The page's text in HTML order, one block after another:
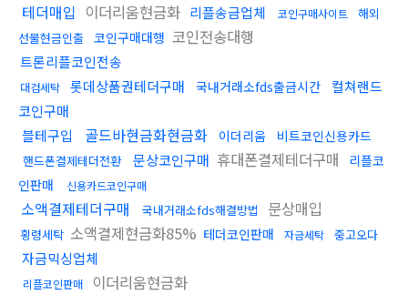
테더매입 이더리움현금화 리플송금업체 코인구매사이트
해외
선물현금인출
코인구매대행 코인전송대행
트론리플코인전송
대검세탁 롯데상품권테더구매 국내거래소fds출금시간
컬쳐랜드
코인구매
블테구입
골드바현금화현금화 이더리움 비트코인신용카드
핸드폰결제테더전환 문상코인구매 휴대폰결제테더구매
리플코
인판매
신용카드코인구매
소액결제테더구매 국내거래소fds해결방법 문상매입
횡령세탁 소액결제현금화85% 테더코인판매 자금세탁 중고오다
자금믹싱업체
리플코인판매 이더리움현금화